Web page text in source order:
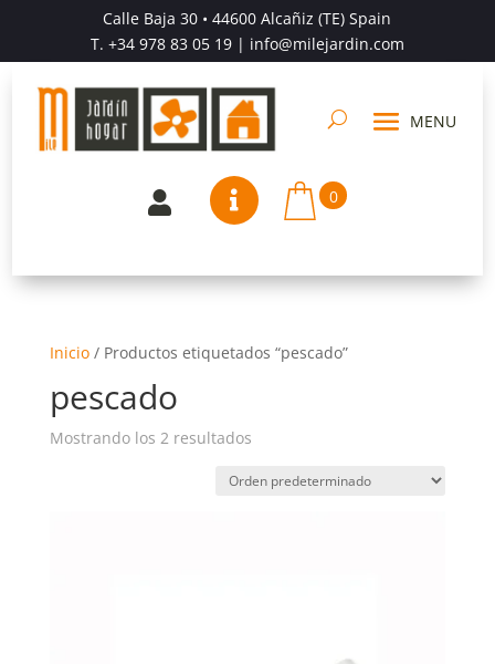
Calle Baja 30 • 44600 Alcañiz (TE) Spain
T. +34 978 83 05 19| info@milejardin.com
  0
Inicio/ Productos etiquetados “pescado”
pescado
Mostrando los 2 resultados